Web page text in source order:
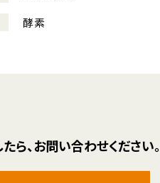
酵素
ら、お問い合わせください。